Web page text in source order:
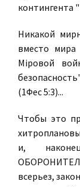
контингента
Никакой
вместо мира
Мiровой
(1Фес 5:3)...
Чтобы это
и,
всерьез,